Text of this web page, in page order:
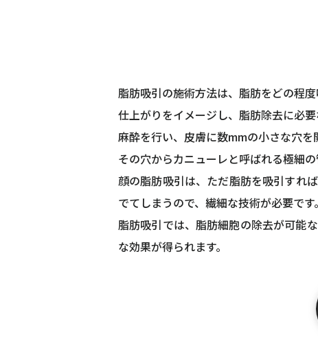
脂肪吸引の施術方法は、脂肪をどの程
仕上がりをイメージし、脂肪除去に必要
麻酔を行い、皮膚に数mmの小さな穴を
その穴からカニューレと呼ばれる極細
顔の脂肪吸引は、ただ脂肪を吸引すれ
でてしまうので、繊細な技術が必要です。
脂肪吸引では、脂肪細胞の除去が可能
な効果が得られます。